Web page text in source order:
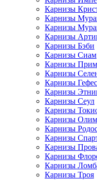
Карнизы
Карнизы
Карнизы
Карнизы
Карнизы Бэби
Карнизы Сиам
Карнизы
Карнизы
Карнизы
Карнизы
Карнизы Сеул
Карнизы
Карнизы
Карнизы
Карнизы
Карнизы
Карнизы
Карнизы
Карнизы Троя